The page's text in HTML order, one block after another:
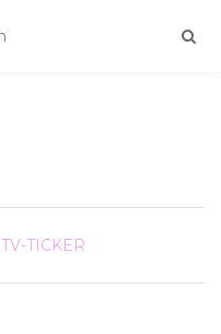
TV-TICKER